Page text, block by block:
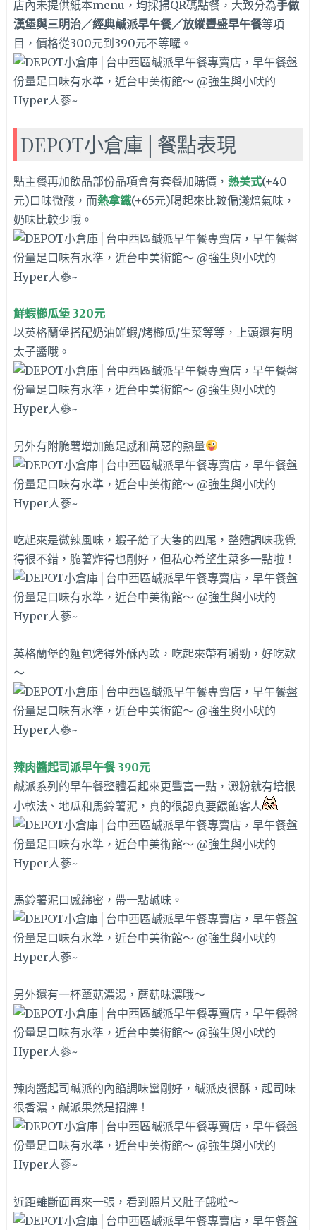
店內未提供紙本menu，均採掃QR碼點餐，大致分為手做
漢堡與三明治／經典鹹派早午餐／放縱豐盛早午餐等項
目，價格從300元到390元不等囉。
DEPOT小倉庫│餐點表現
點主餐再加飲品部份品項會有套餐加購價， 熱美式(+40
元)口味微酸，而熱拿鐵(+65元)喝起來比較偏淺焙氣味，
奶味比較少哦。
鮮蝦櫛瓜堡 320元
以英格蘭堡搭配奶油鮮蝦/烤櫛瓜/生菜等等，上頭還有明
太子醬哦。
另外有附脆薯增加飽足感和萬惡的熱量
吃起來是微辣風味，蝦子給了大隻的四尾，整體調味我覺
得很不錯，脆薯炸得也剛好，但私心希望生菜多一點啦！
英格蘭堡的麵包烤得外酥內軟，吃起來帶有嚼勁，好吃欵
～
辣肉醬起司派早午餐 390元
鹹派系列的早午餐整體看起來更豐富一點，澱粉就有培根
小軟法、地瓜和馬鈴薯泥，真的很認真要餵飽客人
馬鈴薯泥口感綿密，帶一點鹹味。
另外還有一杯蕈菇濃湯，蘑菇味濃哦～
辣肉醬起司鹹派的內餡調味蠻剛好，鹹派皮很酥，起司味
很香濃，鹹派果然是招牌！
近距離斷面再來一張，看到照片又肚子餓啦～